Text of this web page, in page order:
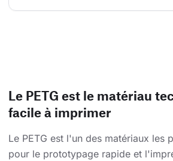
Le PETG est le matériau
facile à imprimer
Le PETG est l'un des matériaux les
pour le prototypage rapide et